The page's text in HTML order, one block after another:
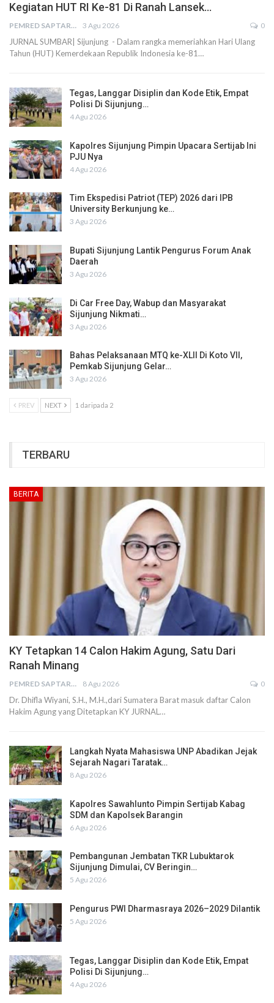
Kegiatan HUT RI Ke-81 Di Ranah Lansek…
PEMRED SAPTARIUS 3 Agu 2026 0
JURNAL SUMBAR| Sijunjung - Dalam rangka memeriahkan Hari Ulang
Tahun (HUT) Kemerdekaan Republik Indonesia ke-81…
Tegas, Langgar Disiplin dan Kode Etik, Empat
Polisi Di Sijunjung…
4 Agu 2026
Kapolres Sijunjung Pimpin Upacara Sertijab Ini
PJU Nya
4 Agu 2026
Tim Ekspedisi Patriot (TEP) 2026 dari IPB
University Berkunjung ke…
3 Agu 2026
Bupati Sijunjung Lantik Pengurus Forum Anak
Daerah
3 Agu 2026
Di Car Free Day, Wabup dan Masyarakat
Sijunjung Nikmati…
3 Agu 2026
Bahas Pelaksanaan MTQ ke-XLII Di Koto VII,
Pemkab Sijunjung Gelar…
3 Agu 2026
PREV NEXT 1 daripada 2
TERBARU
BERITA
KY Tetapkan 14 Calon Hakim Agung, Satu Dari
Ranah Minang
PEMRED SAPTARIUS 8 Agu 2026 0
Dr. Dhifla Wiyani, S.H., M.H.,dari Sumatera Barat masuk daftar Calon
Hakim Agung yang Ditetapkan KY JURNAL…
Langkah Nyata Mahasiswa UNP Abadikan Jejak
Sejarah Nagari Taratak…
8 Agu 2026
Kapolres Sawahlunto Pimpin Sertijab Kabag
SDM dan Kapolsek Barangin
6 Agu 2026
Pembangunan Jembatan TKR Lubuktarok
Sijunjung Dimulai, CV Beringin…
5 Agu 2026
Pengurus PWI Dharmasraya 2026–2029 Dilantik
5 Agu 2026
Tegas, Langgar Disiplin dan Kode Etik, Empat
Polisi Di Sijunjung…
4 Agu 2026